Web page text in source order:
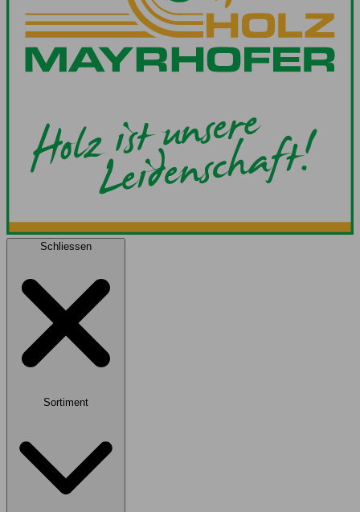
Schliessen
Sortiment